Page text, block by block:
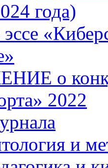
года)
о
2022
и